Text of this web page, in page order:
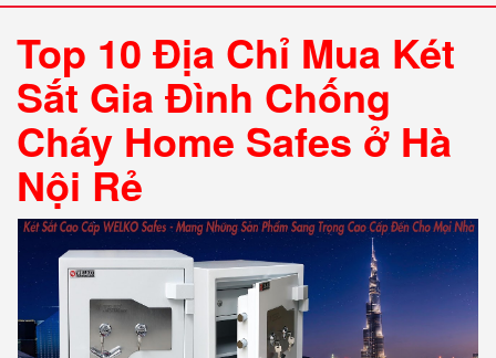
Top 10 Địa Chỉ Mua Két
Sắt Gia Đình Chống
Cháy Home Safes ở Hà
Nội Rẻ